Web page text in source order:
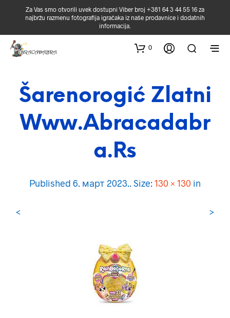
Za Vas smo otvorili uvek dostupni Viber broj +381 64 3 44 55 16 za
najbržu razmenu fotografija igračaka iz naše prodavnice i dodatnih
informacija.
0
Šarenorogić Zlatni
Www.abracadabr
A.rs
Published 6. март 2023.. Size:130 × 130 in
< >